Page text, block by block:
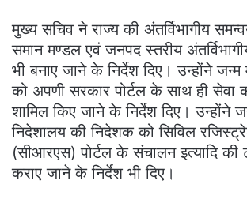
मुख्य सचिव ने राज्य की अंतर्विभागीय
समान मण्डल एवं जनपद स्तरीय
भी बनाए जाने के निर्देश दिए। उन्होंने
को अपणी सरकार पोर्टल के साथ ही सेवा
शामिल किए जाने के निर्देश दिए। उन्होंने
निदेशालय की निदेशक को सिविल
(सीआरएस) पोर्टल के संचालन इत्यादि
कराए जाने के निर्देश भी दिए।